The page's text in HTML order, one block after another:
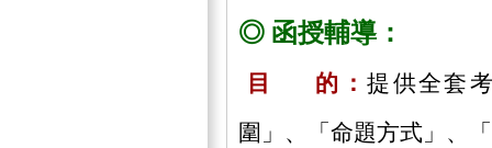
◎ 函授輔導：
目 的：提供全套
圍」、「命題方式」、